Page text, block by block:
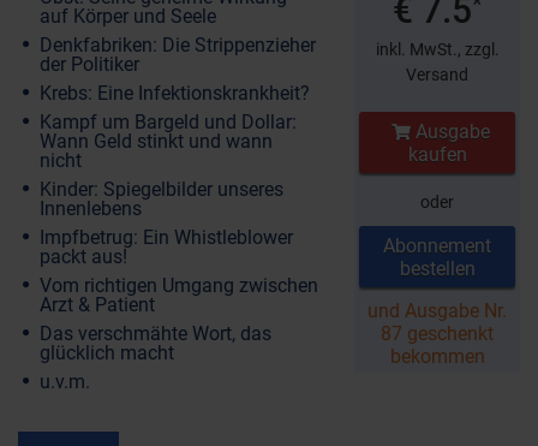
auf Körper und Seele
Denkfabriken: Die Strippenzieher
der Politiker
Krebs: Eine Infektionskrankheit?
Kampf um Bargeld und Dollar:
Wann Geld stinkt und wann
nicht
Kinder: Spiegelbilder unseres
Innenlebens
Impfbetrug: Ein Whistleblower
packt aus!
Vom richtigen Umgang zwischen
Arzt & Patient
Das verschmähte Wort, das
glücklich macht
u.v.m.
€ 7.5
inkl. MwSt., zzgl.
Versand
Ausgabe
kaufen
oder
Abonnement
bestellen
und Ausgabe Nr.
87 geschenkt
bekommen